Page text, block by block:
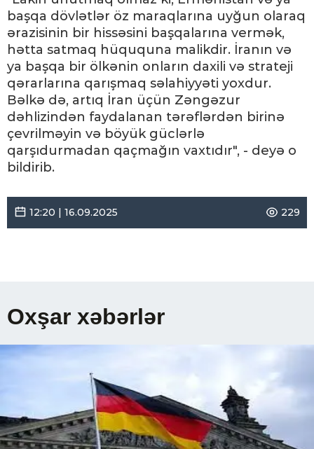
başqa dövlətlər öz maraqlarına uyğun olaraq
ərazisinin bir hissəsini başqalarına vermək,
hətta satmaq hüququna malikdir. İranın və
ya başqa bir ölkənin onların daxili və strateji
qərarlarına qarışmaq səlahiyyəti yoxdur.
Bəlkə də, artıq İran üçün Zəngəzur
dəhlizindən faydalanan tərəflərdən birinə
çevrilməyin və böyük güclərlə
qarşıdurmadan qaçmağın vaxtıdır", - deyə o
bildirib.
12:20 | 16.09.2025 229
Oxşar xəbərlər